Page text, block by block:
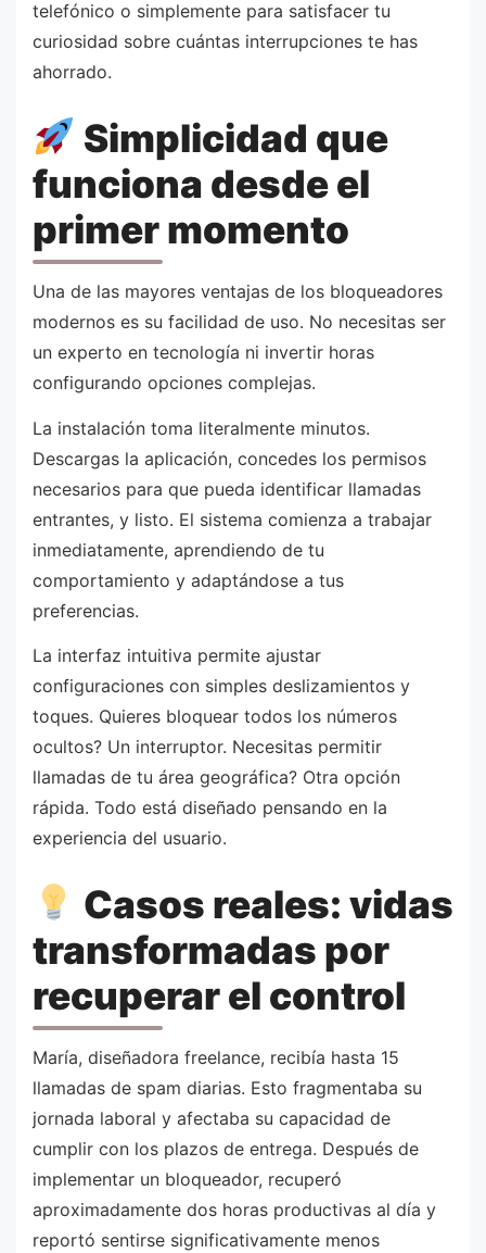
telefónico o simplemente para satisfacer tu
curiosidad sobre cuántas interrupciones te has
ahorrado.
Simplicidad que
funciona desde el
primer momento
Una de las mayores ventajas de los bloqueadores
modernos es su facilidad de uso. No necesitas ser
un experto en tecnología ni invertir horas
configurando opciones complejas.
La instalación toma literalmente minutos.
Descargas la aplicación, concedes los permisos
necesarios para que pueda identificar llamadas
entrantes, y listo. El sistema comienza a trabajar
inmediatamente, aprendiendo de tu
comportamiento y adaptándose a tus
preferencias.
La interfaz intuitiva permite ajustar
configuraciones con simples deslizamientos y
toques. Quieres bloquear todos los números
ocultos? Un interruptor. Necesitas permitir
llamadas de tu área geográfica? Otra opción
rápida. Todo está diseñado pensando en la
experiencia del usuario.
Casos reales: vidas
transformadas por
recuperar el control
María, diseñadora freelance, recibía hasta 15
llamadas de spam diarias. Esto fragmentaba su
jornada laboral y afectaba su capacidad de
cumplir con los plazos de entrega. Después de
implementar un bloqueador, recuperó
aproximadamente dos horas productivas al día y
reportó sentirse significativamente menos